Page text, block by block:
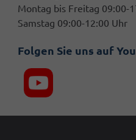
Montag bis Freitag 09:00-
Samstag 09:00-12:00 Uhr
Folgen Sie uns auf